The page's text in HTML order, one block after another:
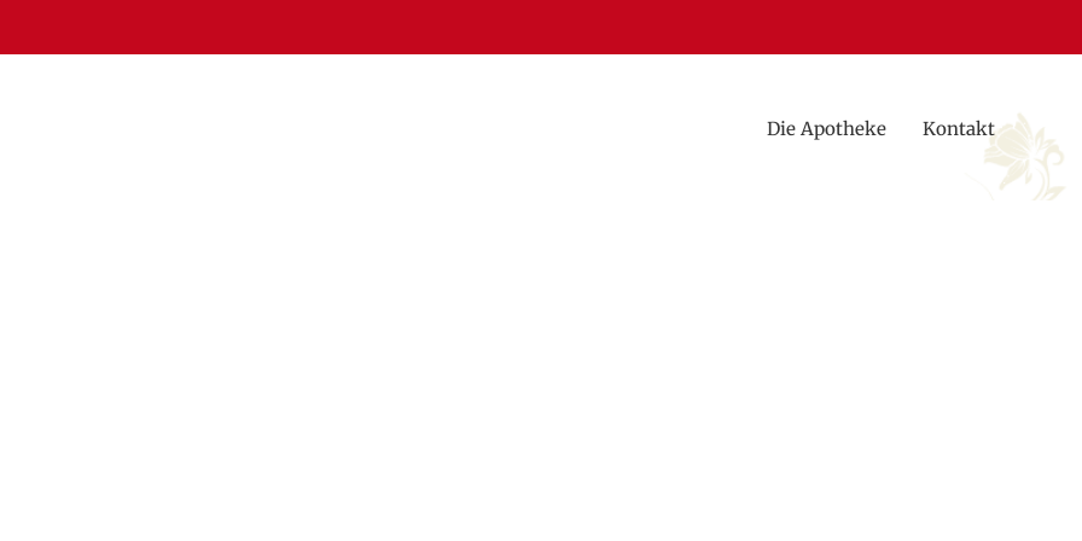
Die Apotheke Kontakt